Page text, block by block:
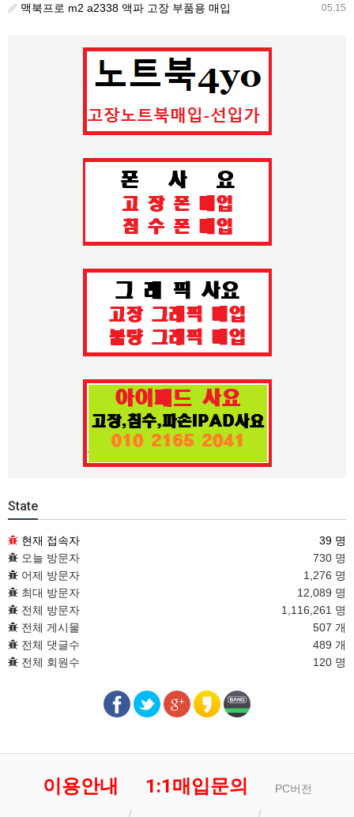
05.15
맥북프로 m2 a2338 액파 고장 부품용 매입
State
현재 접속자
39 명
오늘 방문자
730 명
어제 방문자
1,276 명
최대 방문자
12,089 명
전체 방문자
1,116,261 명
전체 게시물
507 개
전체 댓글수
489 개
전체 회원수
120 명
이용안내 1:1매입문의 PC버전